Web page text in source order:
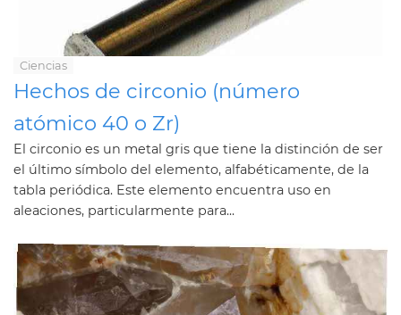
Ciencias
Hechos de circonio (número
atómico 40 o Zr)
El circonio es un metal gris que tiene la distinción de ser
el último símbolo del elemento, alfabéticamente, de la
tabla periódica. Este elemento encuentra uso en
aleaciones, particularmente para...